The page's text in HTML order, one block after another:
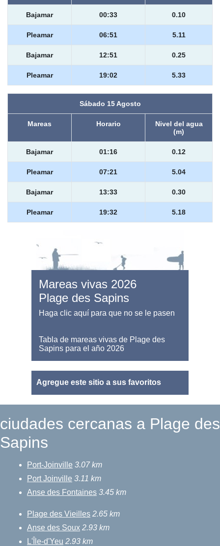
Bajamar 00:33 0.10
Pleamar 06:51 5.11
Bajamar 12:51 0.25
Pleamar 19:02 5.33
Sábado 15 Agosto
Mareas Horario
Nivel del agua
(m)
Bajamar 01:16 0.12
Pleamar 07:21 5.04
Bajamar 13:33 0.30
Pleamar 19:32 5.18
Mareas vivas 2026
Plage des Sapins
Haga clic aquí para que no se le pasen
Tabla de mareas vivas de Plage des
Sapins para el año 2026
Agregue este sitio a sus favoritos
ciudades cercanas a Plage des
Sapins
Port-Joinville 3.07 km
Port Joinville 3.11 km
Anse des Fontaines 3.45 km
Plage des Vieilles 2.65 km
Anse des Soux 2.93 km
L'Île-d'Yeu 2.93 km